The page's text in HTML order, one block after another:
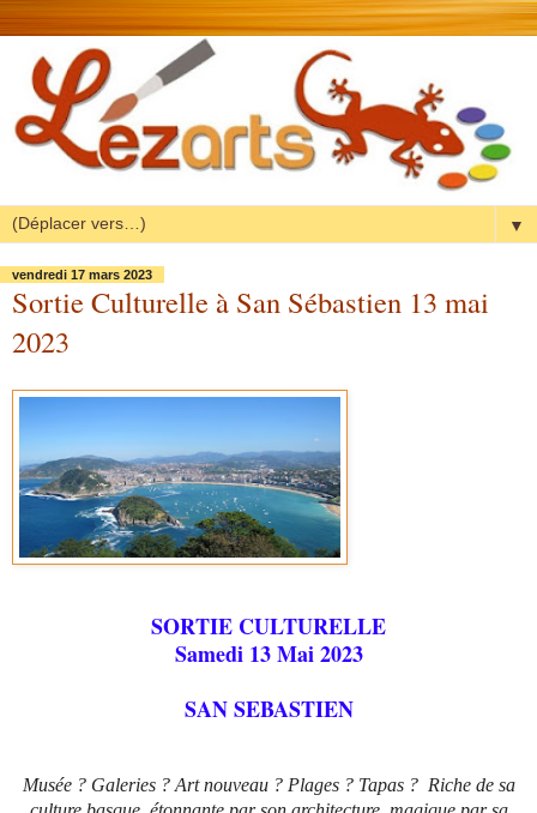
▼
vendredi 17 mars 2023
Sortie Culturelle à San Sébastien 13 mai
2023
SORTIE CULTURELLE
Samedi 13 Mai 2023
SAN SEBASTIEN
Musée ? Galeries ? Art nouveau ? Plages ? Tapas ? Riche de sa